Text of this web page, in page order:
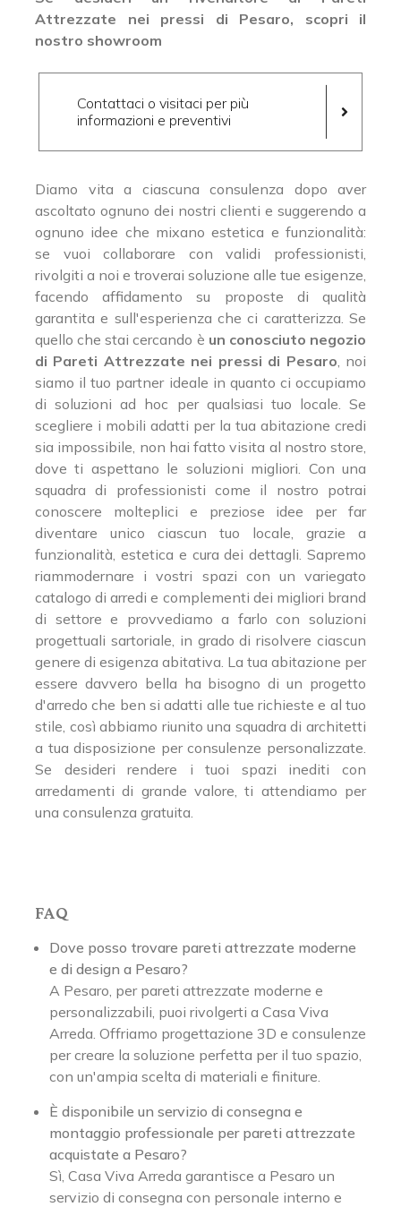
Attrezzate nei pressi di Pesaro, scopri il
nostro showroom
Contattaci o visitaci per più
informazioni e preventivi
Diamo vita a ciascuna consulenza dopo aver
ascoltato ognuno dei nostri clienti e suggerendo a
ognuno idee che mixano estetica e funzionalità:
se vuoi collaborare con validi professionisti,
rivolgiti a noi e troverai soluzione alle tue esigenze,
facendo affidamento su proposte di qualità
garantita e sull'esperienza che ci caratterizza. Se
quello che stai cercando è un conosciuto negozio
di Pareti Attrezzate nei pressi di Pesaro , noi
siamo il tuo partner ideale in quanto ci occupiamo
di soluzioni ad hoc per qualsiasi tuo locale. Se
scegliere i mobili adatti per la tua abitazione credi
sia impossibile, non hai fatto visita al nostro store,
dove ti aspettano le soluzioni migliori. Con una
squadra di professionisti come il nostro potrai
conoscere molteplici e preziose idee per far
diventare unico ciascun tuo locale, grazie a
funzionalità, estetica e cura dei dettagli. Sapremo
riammodernare i vostri spazi con un variegato
catalogo di arredi e complementi dei migliori brand
di settore e provvediamo a farlo con soluzioni
progettuali sartoriale, in grado di risolvere ciascun
genere di esigenza abitativa. La tua abitazione per
essere davvero bella ha bisogno di un progetto
d'arredo che ben si adatti alle tue richieste e al tuo
stile, così abbiamo riunito una squadra di architetti
a tua disposizione per consulenze personalizzate.
Se desideri rendere i tuoi spazi inediti con
arredamenti di grande valore, ti attendiamo per
una consulenza gratuita.
FAQ
Dove posso trovare pareti attrezzate moderne
e di design a Pesaro?
A Pesaro, per pareti attrezzate moderne e
personalizzabili, puoi rivolgerti a Casa Viva
Arreda. Offriamo progettazione 3D e consulenze
per creare la soluzione perfetta per il tuo spazio,
con un'ampia scelta di materiali e finiture.
È disponibile un servizio di consegna e
montaggio professionale per pareti attrezzate
acquistate a Pesaro?
Sì, Casa Viva Arreda garantisce a Pesaro un
servizio di consegna con personale interno e